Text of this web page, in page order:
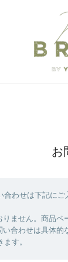
お
わせは下記にご
ません。商品ペ
合わせは具体的
す。